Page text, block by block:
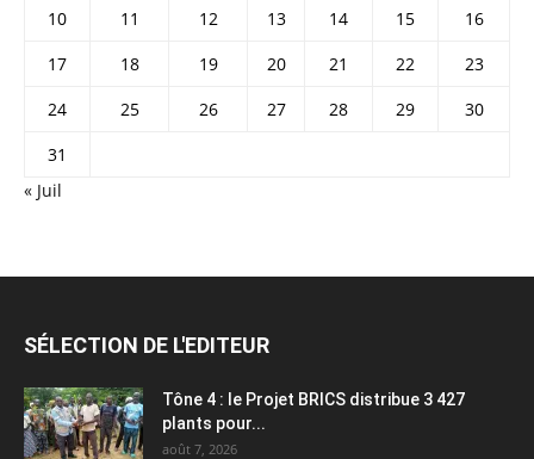
10
11 12 13 14 15
16
17
18 19 20 21 22
23
24
25 26 27 28 29
30
31
« Juil
SÉLECTION DE L'EDITEUR
Tône 4 : le Projet BRICS distribue 3 427
plants pour...
août 7, 2026